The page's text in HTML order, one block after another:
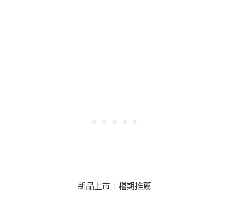
新品上市∣檔期推薦